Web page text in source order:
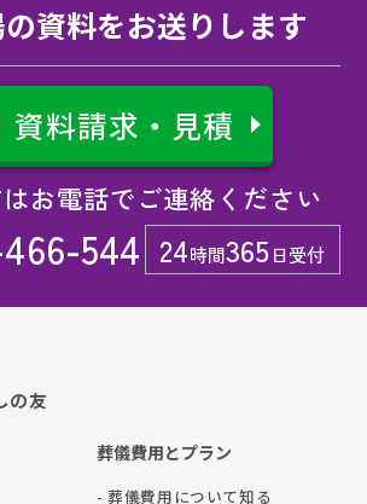
資料をお送りします
お電話でご連絡ください
24時間365日受付
544
資料請求・見積
の友
葬儀費用とプラン
- 葬儀費用について知る